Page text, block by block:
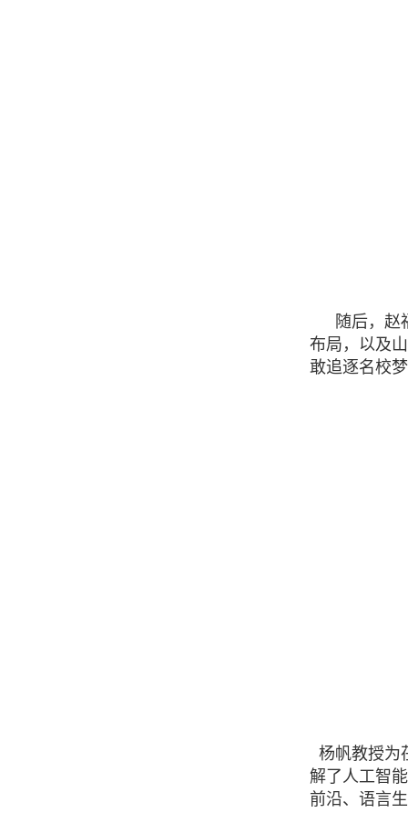
随后，赵
布局，以及
敢追逐名校
杨帆教授为
解了人工智
前沿、语言